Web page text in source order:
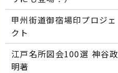
甲州街道御宿場印プロジェ
クト
江戸名所図会100選―― 神谷政
明著